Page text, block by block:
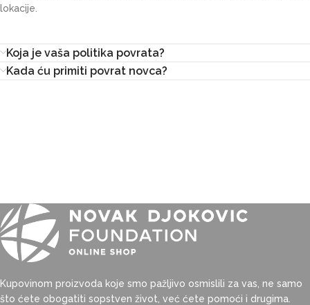
lokacije.
Koja je vaša politika povrata?
Kada ću primiti povrat novca?
Kupovinom proizvoda koje smo pažljivo osmislili za vas, ne samo
što ćete obogatiti sopstven život, već ćete pomoći i drugima.